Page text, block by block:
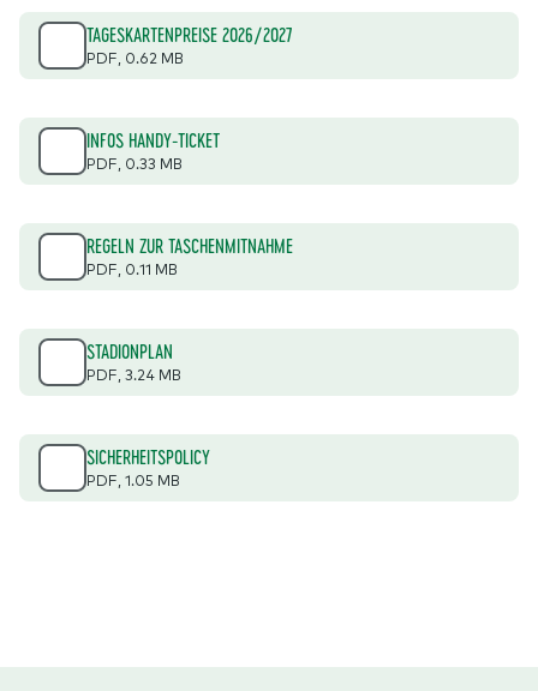
TAGESKARTENPREISE 2026/2027
PDF , 0.62 MB
INFOS HANDY-TICKET
PDF , 0.33 MB
REGELN ZUR TASCHENMITNAHME
PDF , 0.11 MB
STADIONPLAN
PDF , 3.24 MB
SICHERHEITSPOLICY
PDF , 1.05 MB